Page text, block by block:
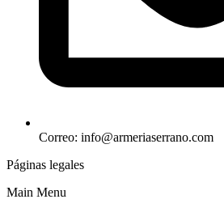
Correo: info@armeriaserrano.com
Páginas legales
Main Menu